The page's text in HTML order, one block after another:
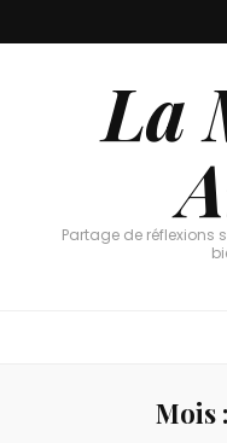
La
Partage de réflexions
Mois :